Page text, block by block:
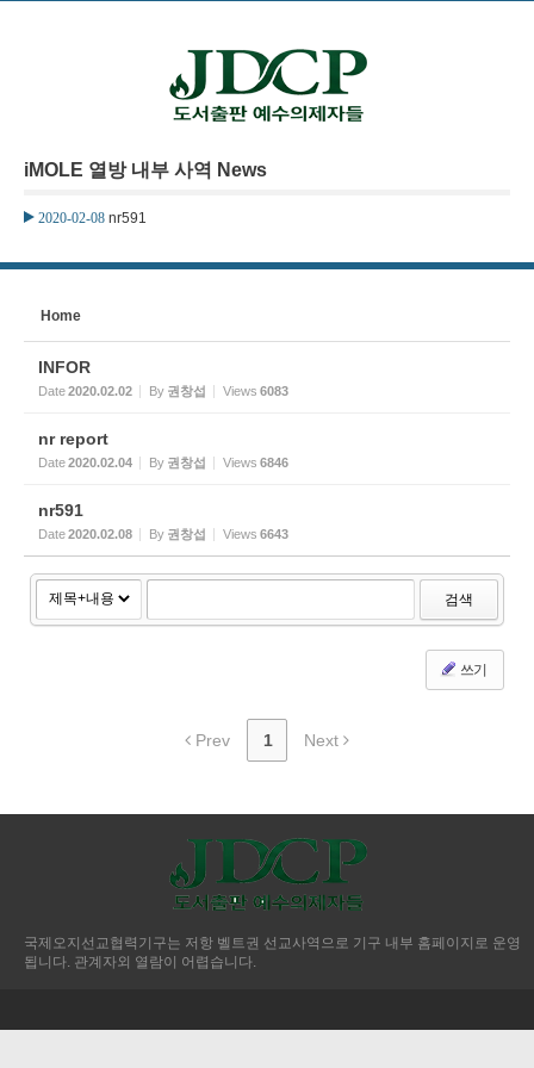
iMOLE 열방 내부 사역 News
2020-02-08 nr591
Home
INFOR
Date2020.02.02 By 권창섭 Views 6083
nr report
Date2020.02.04 By 권창섭 Views 6846
nr591
Date2020.02.08 By 권창섭 Views 6643
검색
쓰기
Prev 1 Next
국제오지선교협력기구는 저항 벨트권 선교사역으로 기구 내부 홈페이지로 운영
됩니다. 관계자외 열람이 어렵습니다.
Sketchbook5, 스케치북5
Sketchbook5, 스케치북5